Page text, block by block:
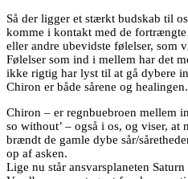
Så der ligger et stærkt budskab til
komme i kontakt med de
eller andre ubevidste følelser, som
Følelser som ind i mellem har det
ikke rigtig har lyst til at gå dybere
Chiron er både sårene og healingen.
Chiron – er regnbuebroen mellem
so without’ – også i os, og viser,
brændt de gamle dybe sår/
op af asken.
Lige nu står ansvarsplaneten